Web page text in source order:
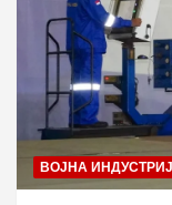
ВОЈНА